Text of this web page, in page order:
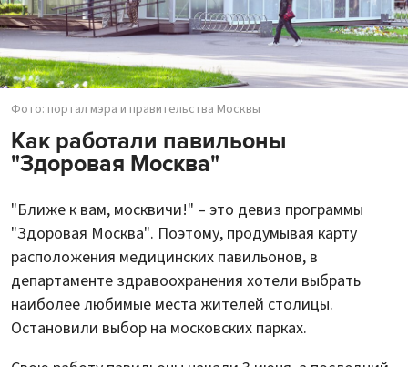
Фото: портал мэра и правительства Москвы
Как работали павильоны
"Здоровая Москва"
"Ближе к вам, москвичи!" – это девиз программы
"Здоровая Москва". Поэтому, продумывая карту
расположения медицинских павильонов, в
департаменте здравоохранения хотели выбрать
наиболее любимые места жителей столицы.
Остановили выбор на московских парках.